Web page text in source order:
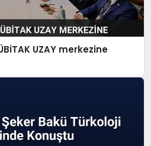
UZAY merkezine